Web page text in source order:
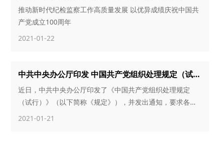
推动新时代纪检监察工作高质量发展 以优异成绩庆祝中国共
产党成立100周年
2021-01-22
中共中央办公厅印发 中国共产党组织处理规定（试行）
近日，中共中央办公厅印发了《中国共产党组织处理规定
（试行）》（以下简称《规定》），并发出通知，要求各地
区各部门认真遵照执行。
2021-01-21